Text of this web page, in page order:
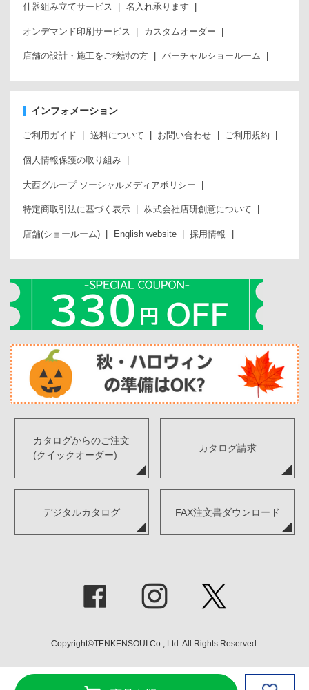
什器組み立てサービス 名入れ承ります
オンデマンド印刷サービス カスタムオーダー
店舗の設計・施工をご検討の方 バーチャルショールーム
インフォメーション
ご利用ガイド 送料について お問い合わせ ご利用規約
個人情報保護の取り組み
大西グループ ソーシャルメディアポリシー
特定商取引法に基づく表示 株式会社店研創意について
店舗(ショールーム) English website 採用情報
カタログからのご注文
(クイックオーダー)
カタログ請求
デジタルカタログ FAX注文書ダウンロード
Copyright©TENKENSOUI Co., Ltd. All Rights Reserved.